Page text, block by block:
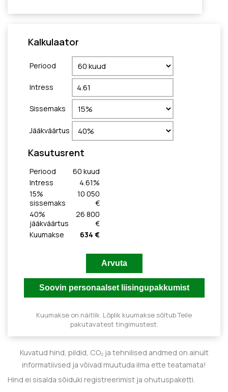
Kalkulaator
Periood
Intress
Sissemaks
Jääkväärtus
Kasutusrent
Periood 60 kuud
Intress
4.61%
15%
sissemaks
10 050
€
40%
jääkväärtus
26 800
€
Kuumakse
634 €
Kuumakse on näitlik. Lõplik kuumakse sõltub Teile
pakutavatest tingimustest.
Kuvatud hind, pildid, CO₂ ja tehnilised andmed on ainult
informatiivsed ja võivad muutuda ilma ette teatamata!
Hind ei sisalda sõiduki registreerimist ja ohutuspaketti.